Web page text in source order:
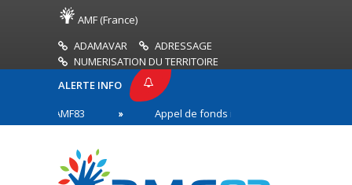
AMF (France)
ADAMAVAR
ADRESSAGE
NUMERISATION DU TERRITOIRE
ALERTE INFO
AMF83
Appel de fonds incendies de forêt
en première ligne